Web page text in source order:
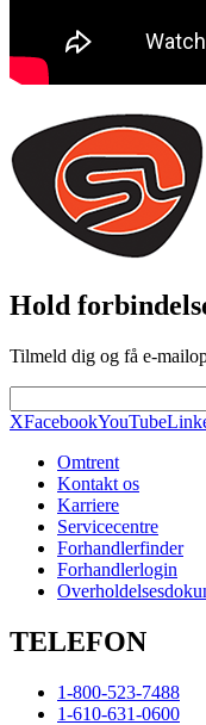
Hold
Tilmeld dig og få e-
XFacebookYouTube
Omtrent
Kontakt os
Karriere
Servicecentre
Forhandlerfinder
Forhandlerlogin
TELEFON
1-800-523-7488
1-610-631-0600